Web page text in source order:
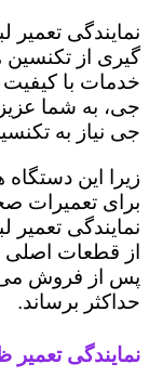
نمایندگی تعمیر
گیری از
خدمات با کیفیت
جی، به شما
جی نیاز به
زیرا این
برای تعمیرات
نمایندگی تعمیر
از قطعات اصلی
پس از فروش می
حداکثر برساند.
نمایندگی